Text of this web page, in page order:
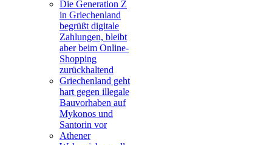
Die Generation Z
in Griechenland
begrüßt digitale
Zahlungen, bleibt
aber beim Online-
Shopping
zurückhaltend
Griechenland geht
hart gegen illegale
Bauvorhaben auf
Mykonos und
Santorin vor
Athener